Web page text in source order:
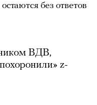
без ответов
ВДВ,
z-